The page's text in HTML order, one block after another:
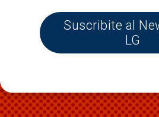
Suscribite al
LG